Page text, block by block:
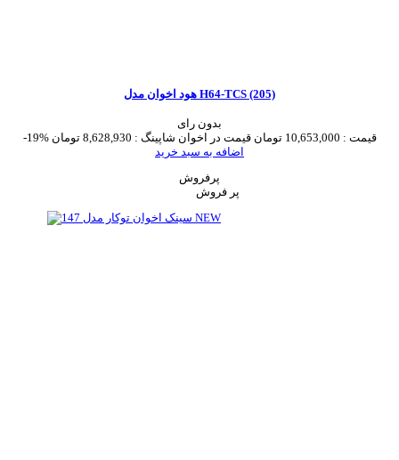
هود اخوان مدل H64-TCS (205)
بدون رای
-19%
قیمت : 10,653,000 تومان قیمت در اخوان شاپینگ : 8,628,930 تومان
اضافه به سبد خرید
پرفروش